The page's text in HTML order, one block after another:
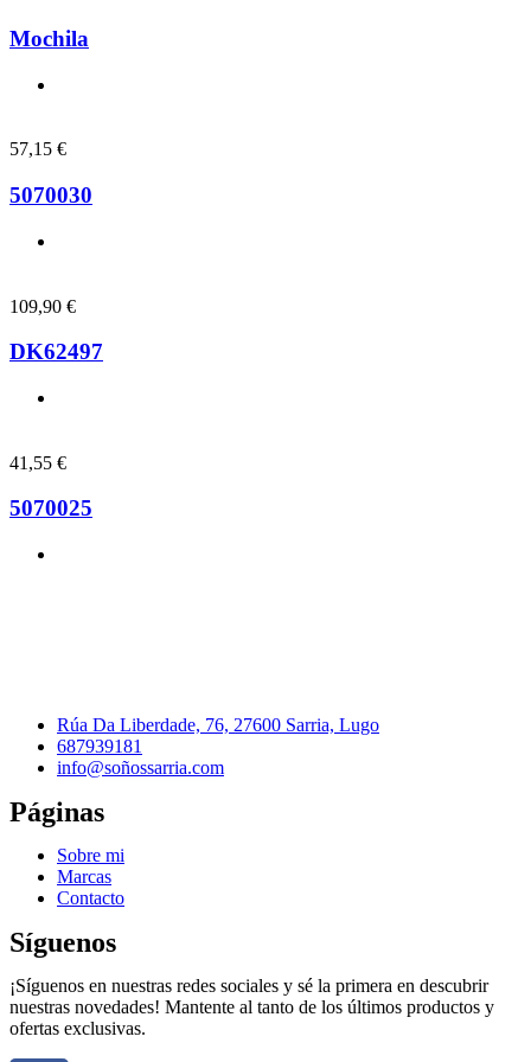
Mochila
57,15 €
5070030
109,90 €
DK62497
41,55 €
5070025
Rúa Da Liberdade, 76, 27600 Sarria, Lugo
687939181
info@soñossarria.com
Páginas
Sobre mi
Marcas
Contacto
Síguenos
¡Síguenos en nuestras redes sociales y sé la primera en descubrir
nuestras novedades! Mantente al tanto de los últimos productos y
ofertas exclusivas.